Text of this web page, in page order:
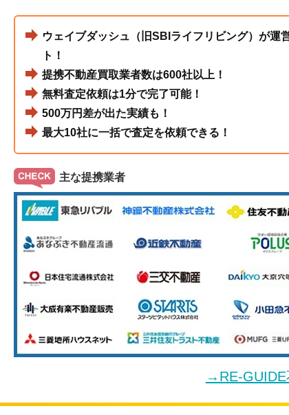
ウェイブダッシュ（旧SBIライフリビング）が運
ト！
提携不動産買取業者数は600社以上！
無料査定依頼は1分で完了可能！
500万円差が出た実績も！
最大10社に一括で査定を依頼できる！
主な提携業者
→RE-GUIDE